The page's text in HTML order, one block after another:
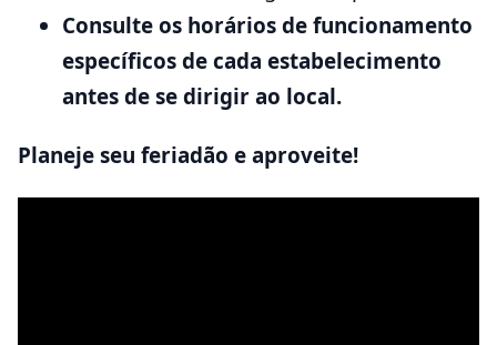
Consulte os horários de funcionamento
específicos de cada estabelecimento
antes de se dirigir ao local.
Planeje seu feriadão e aproveite!